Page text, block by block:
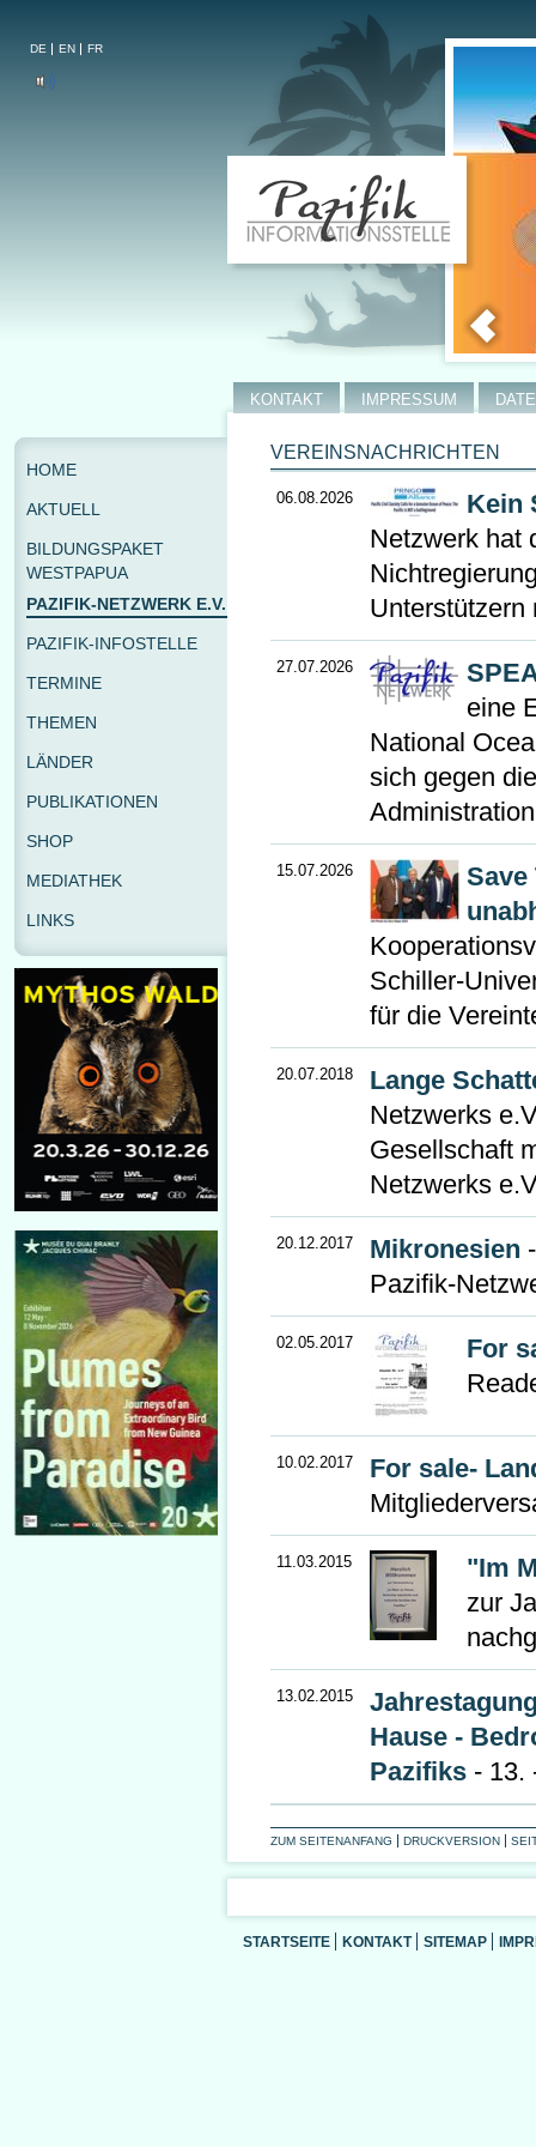
DE EN FR
VEREINSNACHRICHTEN
06.08.2026
Kein
Netzwerk hat
Unterstützern
27.07.2026
eine
National
sich gegen
15.07.2026
Save
Schiller-
für die
20.07.2018
Lange
Netzwerks
Gesellschaft
Netzwerks
20.12.2017 Mikronesien
Pazifik-
02.05.2017
For
10.02.2017
For sale-
11.03.2015
"Im
zur
13.02.2015
Hause -
Pazifiks - 13.
ZUM SEITENANFANG DRUCKVERSION
STARTSEITE KONTAKT SITEMAP
KONTAKT IMPRESSUM
HOME
AKTUELL
BILDUNGSPAKET
WESTPAPUA
PAZIFIK-NETZWERK E.V.
PAZIFIK-INFOSTELLE
TERMINE
THEMEN
LÄNDER
PUBLIKATIONEN
SHOP
MEDIATHEK
LINKS